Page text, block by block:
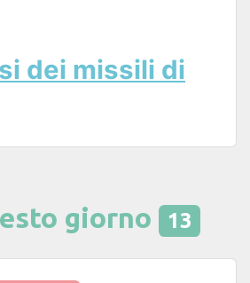
dei missili di
giorno 13